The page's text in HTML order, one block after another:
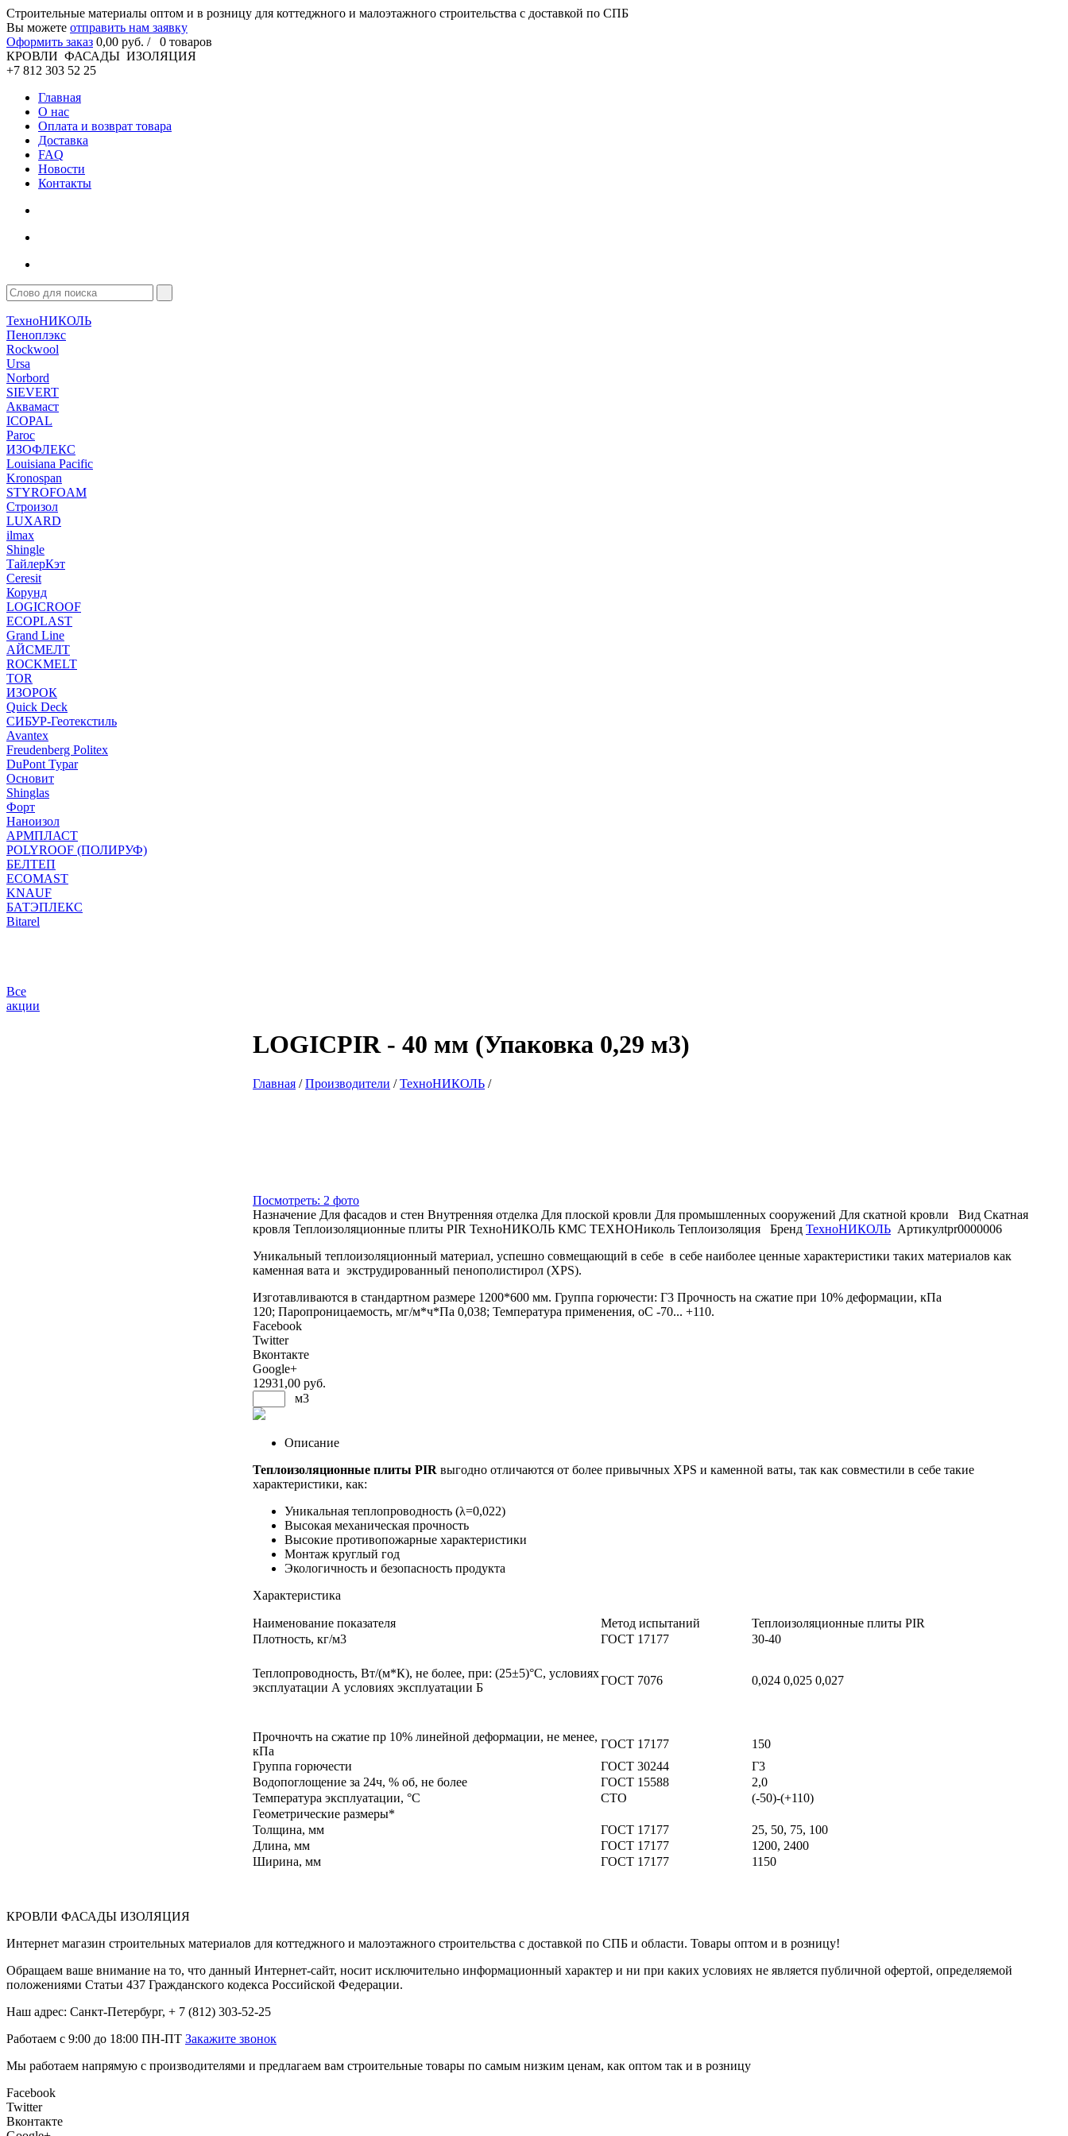
Cтроительные материалы оптом и в розницу для коттеджного и малоэтажного строительства с доставкой по СПБ
Вы можете отправить нам заявку
Оформить заказ 0,00 руб. / 0 товаров
КРОВЛИ ФАСАДЫ ИЗОЛЯЦИЯ
+7 812 303 52 25
Главная
О нас
Оплата и возврат товара
Доставка
FAQ
Новости
Контакты
ТехноНИКОЛЬ
Пеноплэкс
Rockwool
Ursa
Norbord
SIEVERT
Аквамаст
ICOPAL
Paroc
ИЗОФЛЕКС
Louisiana Pacific
Kronospan
STYROFOAM
Строизол
LUXARD
ilmax
Shingle
ТайлерКэт
Ceresit
Корунд
LOGICROOF
ECOPLAST
Grand Line
АЙСМЕЛТ
ROCKMELT
TOR
ИЗОРОК
Quick Deck
СИБУР-Геотекстиль
Avantex
Freudenberg Politex
DuPont Typar
Основит
Shinglas
Форт
Наноизол
АРМПЛАСТ
POLYROOF (ПОЛИРУФ)
БЕЛТЕП
ECOMAST
KNAUF
БАТЭПЛЕКС
Bitarel
Все
акции
LOGICPIR - 40 мм (Упаковка 0,29 м3)
Главная /Производители /ТехноНИКОЛЬ /
Посмотреть: 2 фото
Назначение Для фасадов и стен Внутренняя отделка Для плоской кровли Для промышленных сооружений Для скатной кровли Вид Скатная
кровля Теплоизоляционные плиты PIR ТехноНИКОЛЬ КМС ТЕХНОНиколь Теплоизоляция Бренд ТехноНИКОЛЬ Артикулtpr0000006
Уникальный теплоизоляционный материал, успешно совмещающий в себе в себе наиболее ценные характеристики таких материалов как
каменная вата и экструдированный пенополистирол (XPS).
Изготавливаются в стандартном размере 1200*600 мм. Группа горючести: Г3 Прочность на сжатие при 10% деформации, кПа
120; Паропроницаемость, мг/м*ч*Па 0,038; Температура применения, оС -70... +110.
Facebook
Twitter
Вконтакте
Google+
12931 ,00 руб.
м3
Описание
Теплоизоляционные плиты PIR выгодно отличаются от более привычных XPS и каменной ваты, так как совместили в себе такие
характеристики, как:
Уникальная теплопроводность (λ=0,022)
Высокая механическая прочность
Высокие противопожарные характеристики
Монтаж круглый год
Экологичность и безопасность продукта
Характеристика
Наименование показателя Метод испытаний
Теплоизоляционные плиты PIR
Плотность, кг/м3
ГОСТ 17177 30-40
Теплопроводность, Вт/(м*К), не более, при: (25±5)°С, условиях
эксплуатации А условиях эксплуатации Б
ГОСТ 7076 0,024 0,025 0,027
Прочночть на сжатие пр 10% линейной деформации, не менее,
кПа
ГОСТ 17177
150
Группа горючести
ГОСТ 30244
Г3
Водопоглощение за 24ч, % об, не более
ГОСТ 15588
2,0
Температура эксплуатации, °С
СТО
(-50)-(+110)
Геометрические размеры*
Толщина, мм
ГОСТ 17177
25, 50, 75, 100
Длина, мм
ГОСТ 17177
1200, 2400
Ширина, мм
ГОСТ 17177 1150
КРОВЛИ ФАСАДЫ ИЗОЛЯЦИЯ
Интернет магазин строительных материалов для коттеджного и малоэтажного строительства с доставкой по СПБ и области. Товары оптом и в розницу!
Обращаем ваше внимание на то, что данный Интернет-сайт, носит исключительно информационный характер и ни при каких условиях не является публичной офертой, определяемой
положениями Статьи 437 Гражданского кодекса Российской Федерации.
Наш адрес: Санкт-Петербург, + 7 (812) 303-52-25
Работаем с 9:00 до 18:00 ПН-ПТ Закажите звонок
Мы работаем напрямую с производителями и предлагаем вам строительные товары по самым низким ценам, как оптом так и в розницу
Facebook
Twitter
Вконтакте